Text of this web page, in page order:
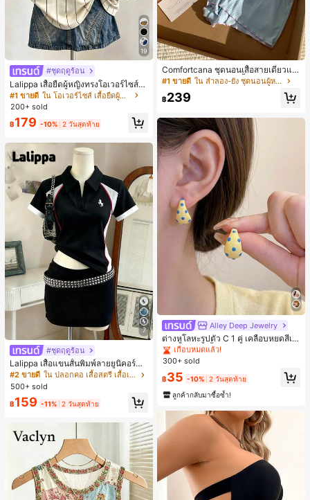
19
#ชุดฤดูร้อน
Lalippa เสื้อยืดผู้หญิงทรงโอเวอร์ไซส์ค
วามยาวกลาง คอกลม ไหล่ตก ลายพิมพ์
ตัวอักษรและลายทางแนวตั้ง สไตล์แฟชั่
นมินิมอล ของขวัญให้เพื่อน
#1 ขายดี
ใน โอเวอร์ไซส์ เสื้อยืดผู้หญิง
200+ sold
฿179 -10% 2 วันสุดท้าย
7
#ชุดฤดูร้อน
Lalippa เสื้อแขนสั้นพิมพ์ลายยูนิคอร์นล
ายทางสีตัดกันสำหรับผู้หญิง สไตล์วิทย
าลัย
#2 ขายดี
ใน ปลอกคอ เสื้อสตรี เสื้อเบลาส์ & Tee
500+ sold
฿159 -11% 2 วันสุดท้าย
Comfortcana ชุดนอนเสื้อสายเดี่ยวแต่
งระบายและกางเกงขาสั้นสำหรับผู้หญิง
#1 ขายดี ใน ลำลอง-ยัง ชุดนอนผู้หญิง
฿239
Alley Deep Jewelry
ต่างหูโลหะรูปตัว C 1 คู่ เคลือบหยดสีเห
ลือง ลายจุดสีน้ำเงิน สไตล์ยุโรปและอเม
ริกัน แฟชั่นส่วนตัว หวานและสง่างาม
ดินทาง งานแต่งงาน ปาร์ตี้ วันเกิด ของ
ใน โบโฮ ต่างหูผู้หญิง
เกือบหมดแล้ว!
#1 ขายดี ใน โบโฮ ต่างหูผู้หญิง
เกือบหมดแล้ว!
#1 ขายดี ใน โบโฮ ต่างหูผู้หญิง
เกือบหมดแล้ว!
#1 ขายดี ใน โบโฮ ต่างหูผู้หญิง
เกือบหมดแล้ว!
300+ sold
฿35 -10% 2 วันสุดท้าย
ลูกค้ากลับมาซื้อซ้ำ!